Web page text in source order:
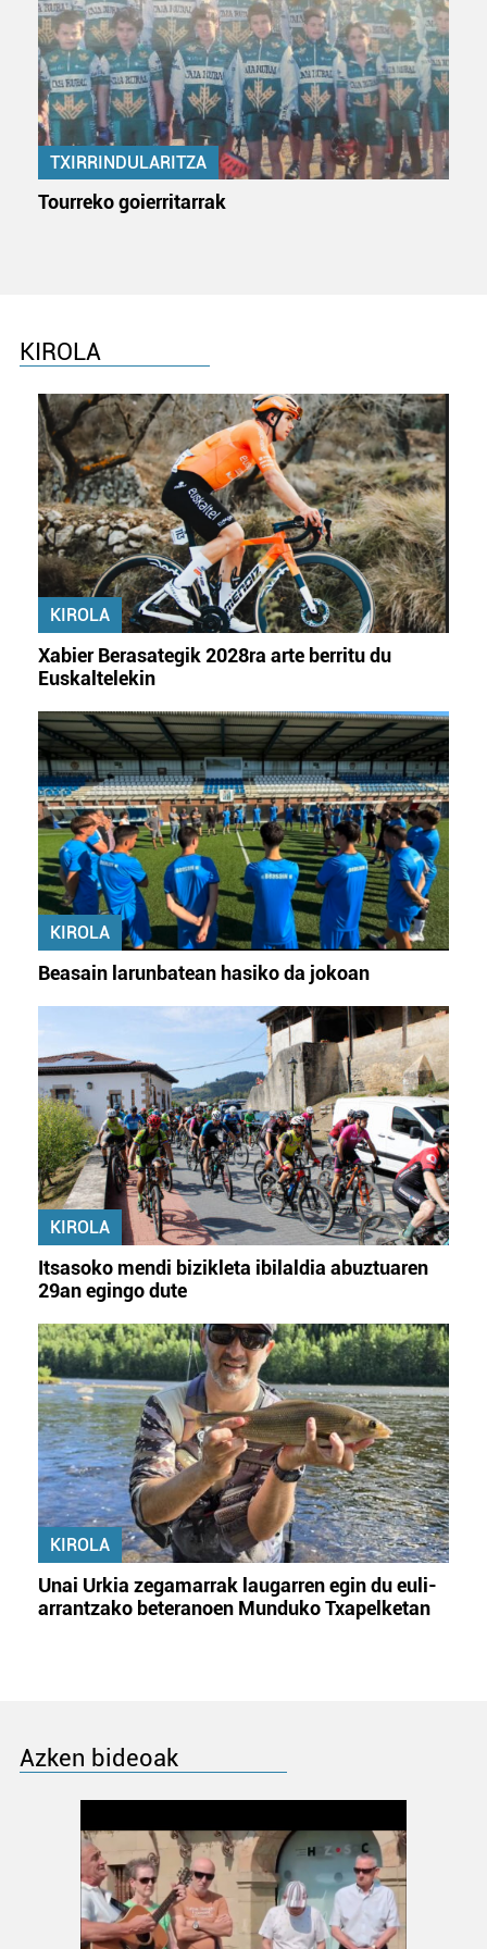
baliatzen gara. Ohar hau onartuz gero, teknologia hori
erabiltzeko baimen esplizitua ematen diguzu.Gehiago
irakurri
TXIRRINDULARITZA
Tourreko goierritarrak
KIROLA
KIROLA
Xabier Berasategik 2028ra arte berritu du
Euskaltelekin
KIROLA
Beasain larunbatean hasiko da jokoan
KIROLA
Itsasoko mendi bizikleta ibilaldia abuztuaren
29an egingo dute
KIROLA
Unai Urkia zegamarrak laugarren egin du euli-
arrantzako beteranoen Munduko Txapelketan
Azken bideoak